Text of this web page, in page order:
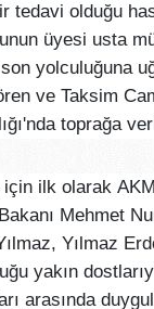
tedavi olduğu
üyesi usta
yolculuğuna
ve Taksim
toprağa
ilk olarak
Mehmet
Yılmaz
yakın
arasında